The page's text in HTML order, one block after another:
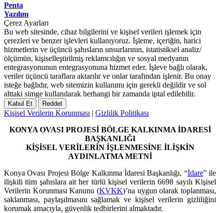
Penta
Yazılım
Çerez Ayarları
Bu web sitesinde, cihaz bilgilerini ve kişisel verileri işlemek için
çerezleri ve benzer işlevleri kullanıyoruz. İşleme, içeriğin, harici
hizmetlerin ve üçüncü şahısların unsurlarının, istatistiksel analiz/
ölçümün, kişiselleştirilmiş reklamcılığın ve sosyal medyanın
entegrasyonunun entegrasyonuna hizmet eder. İşleve bağlı olarak,
veriler üçüncü taraflara aktarılır ve onlar tarafından işlenir. Bu onay
isteğe bağlıdır, web sitemizin kullanımı için gerekli değildir ve sol
alttaki simge kullanılarak herhangi bir zamanda iptal edilebilir.
Kabul Et Reddet
Kişisel Verilerin Korunması | Gizlilik Politikası
KONYA OVASI PROJESİ BÖLGE KALKINMA İDARESİ
BAŞKANLIĞI
KİŞİSEL VERİLERİN İŞLENMESİNE İLİŞKİN
AYDINLATMA METNİ
Konya Ovası Projesi Bölge Kalkınma İdaresi Başkanlığı, “İdare” ile
ilişkili tüm şahıslara ait her türlü kişisel verilerin 6698 sayılı Kişisel
Verilerin Korunması Kanunu (KVKK)’na uygun olarak toplanması,
saklanması, paylaşılmasını sağlamak ve kişisel verilerin gizliliğini
korumak amacıyla, güvenlik tedbirlerini almaktadır.